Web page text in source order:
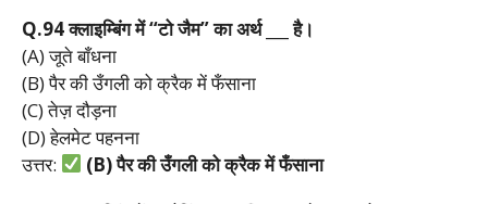
Q.94क्लाइम्बिंगमें “टोजैम”काअर्थ ___है।
(A) जूते बाँधना
(B) पैर की उँगली को क्रैक में फँसाना
(C) तेज़ दौड़ना
(D) हेलमेट पहनना
उत्तर:
(B)पैरकीउँगलीकोक्रैकमेंफँसाना